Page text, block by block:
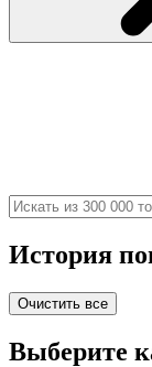
История
Очистить все
Выберите